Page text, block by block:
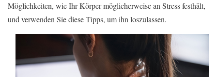
Möglichkeiten, wie Ihr Körper möglicherweise an Stress festhält,
und verwenden Sie diese Tipps, um ihn loszulassen.